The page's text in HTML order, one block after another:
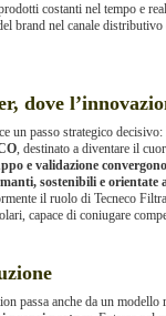
costanti nel tempo e
brand nel canale
dove
un passo strategico decisivo:
, destinato a diventare il
e validazione
sostenibili e orientate
il ruolo di Tecneco
capace di coniugare
passa anche da un modello